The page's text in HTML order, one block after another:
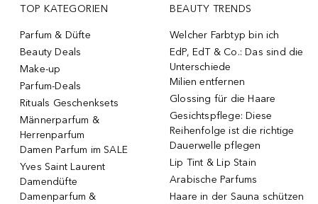
TOP KATEGORIEN
Parfum & Düfte
Beauty Deals
Make-up
Parfum-Deals
Rituals Geschenksets
Männerparfum &
Herrenparfum
Damen Parfum im SALE
Yves Saint Laurent
Damendüfte
Damenparfum &
BEAUTY TRENDS
Welcher Farbtyp bin ich
EdP, EdT & Co.: Das sind die
Unterschiede
Milien entfernen
Glossing für die Haare
Gesichtspflege: Diese
Reihenfolge ist die richtige
Dauerwelle pflegen
Lip Tint & Lip Stain
Arabische Parfums
Haare in der Sauna schützen